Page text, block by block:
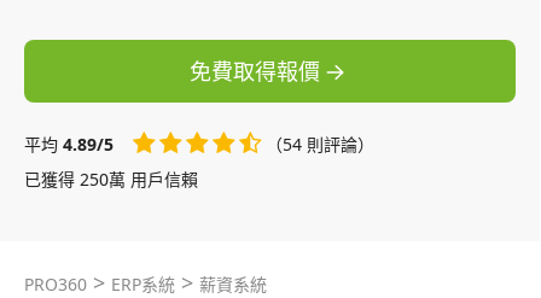
免費取得報價
平均 4.89/5
（54 則評論）
已獲得 250萬 用戶信賴
PRO360 > ERP系統 > 薪資系統